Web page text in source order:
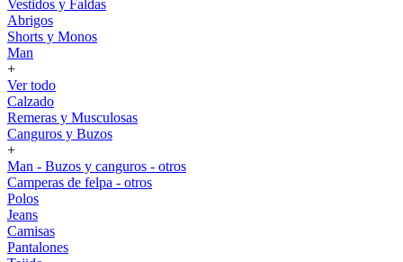
Vestidos y Faldas
Abrigos
Shorts y Monos
Man
+
Ver todo
Calzado
Remeras y Musculosas
Canguros y Buzos
+
Man - Buzos y canguros - otros
Camperas de felpa - otros
Polos
Jeans
Camisas
Pantalones